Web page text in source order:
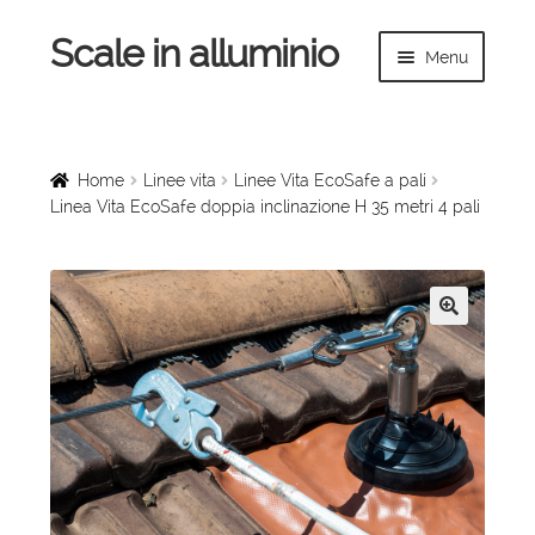
Vai
alla
Vai
al
Scale in alluminio Menu
child
Scale a chiocciola
Linee vita
Espandi
il
menu
child
Scale in legno
Espandi
il
menu
child
Rampe di carico
Sollevatori
Espandi
il
Home Linee vita
Linee Vita EcoSafe a pali
Linea Vita EcoSafe doppia inclinazione H 35 metri 4 pali
🔍